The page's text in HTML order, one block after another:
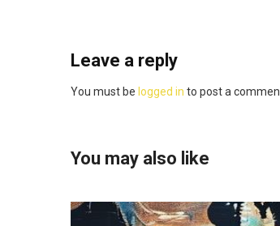
Leave a reply
You must be logged in to post a
You may also like